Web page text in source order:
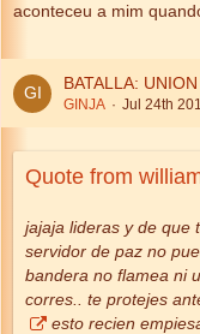
aconteceu a mim
BATALLA:
GINJA Jul 24th
Quote from
jajaja lideras y de que
servidor de paz no
bandera no flamea ni
corres.. te protejes
esto recien